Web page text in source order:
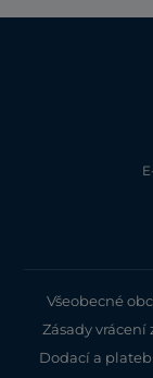
Všeobecné
Zásady vrácení
Dodací a